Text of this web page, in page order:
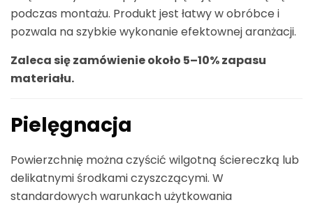
podczas montażu. Produkt jest łatwy w obróbce i
pozwala na szybkie wykonanie efektownej aranżacji.
Zaleca się zamówienie około 5–10% zapasu
materiału.
Pielęgnacja
Powierzchnię można czyścić wilgotną ściereczką lub
delikatnymi środkami czyszczącymi. W
standardowych warunkach użytkowania